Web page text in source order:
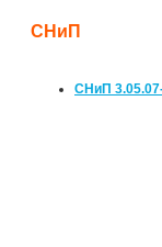
СНиП
СНиП